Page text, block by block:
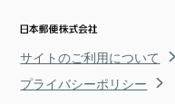
サイトのご利用について
プライバシーポリシー